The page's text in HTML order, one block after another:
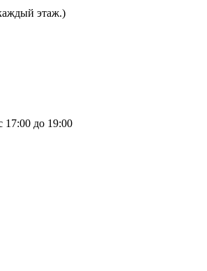
этаж.)
17:00 до 19:00